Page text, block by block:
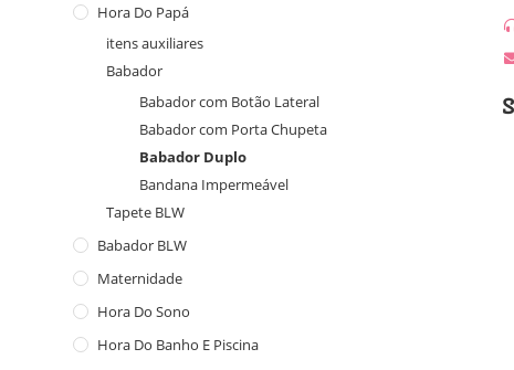
Hora Do Papá
itens auxiliares
Babador
Babador com Botão Lateral
Babador com Porta Chupeta
Babador Duplo
Bandana Impermeável
Tapete BLW
Babador BLW
Maternidade
Hora Do Sono
Hora Do Banho E Piscina